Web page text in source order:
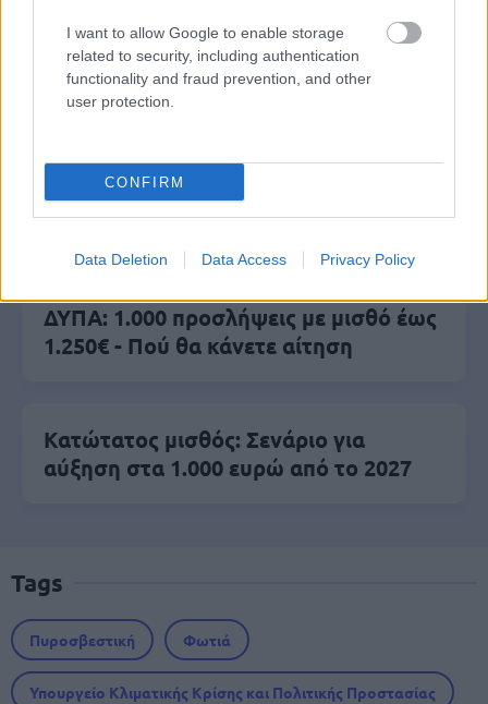
I want to allow Google to enable storage
related to security, including authentication
functionality and fraud prevention, and other
user protection.
CONFIRM
Data Deletion Data Access Privacy Policy
ΑΣΕΠ: Αυτές είναι οι δύο επόμενες
προκηρύξεις «μαμούθ» (με μόρια)
ΑΣΕΠ: Νέος γραπτός διαγωνισμός -
Μόνιμοι στο υπουργείο Εξωτερικών
ΔΥΠΑ: 1.000 προσλήψεις με μισθό έως
1.250€ - Πού θα κάνετε αίτηση
Κατώτατος μισθός: Σενάριο για
αύξηση στα 1.000 ευρώ από το 2027
Tags
Πυροσβεστική Φωτιά
Υπουργείο Κλιματικής Κρίσης και Πολιτικής Προστασίας